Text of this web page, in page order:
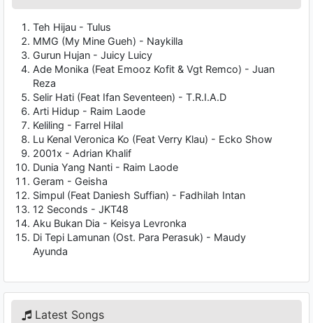
Teh Hijau - Tulus
MMG (My Mine Gueh) - Naykilla
Gurun Hujan - Juicy Luicy
Ade Monika (Feat Emooz Kofit & Vgt Remco) - Juan
Reza
Selir Hati (Feat Ifan Seventeen) - T.R.I.A.D
Arti Hidup - Raim Laode
Keliling - Farrel Hilal
Lu Kenal Veronica Ko (Feat Verry Klau) - Ecko Show
2001x - Adrian Khalif
Dunia Yang Nanti - Raim Laode
Geram - Geisha
Simpul (Feat Daniesh Suffian) - Fadhilah Intan
12 Seconds - JKT48
Aku Bukan Dia - Keisya Levronka
Di Tepi Lamunan (Ost. Para Perasuk) - Maudy
Ayunda
Latest Songs